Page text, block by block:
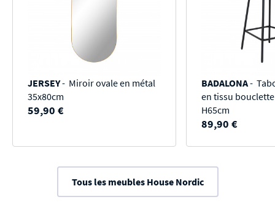
JERSEY- Miroir ovale en métal
35x80cm
59,90 €
BADALONA-
en tissu
H65cm
89,90 €
Tous les meubles House Nordic